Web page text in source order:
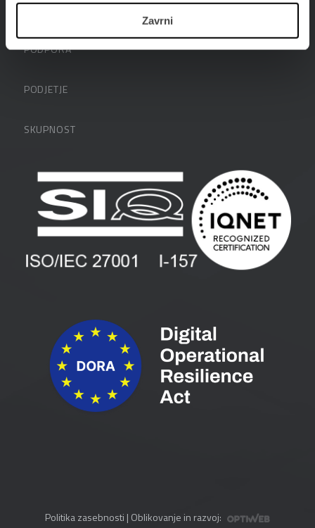
Zavrni
PODPORA
FAQ – pogosta vprašanja
PODJETJE
Zaposlitev
Vlagatelji
Pogoji in pogodbe
SKUPNOST
Blog
Spletni seminarji
Politika zasebnosti | Oblikovanje in razvoj: